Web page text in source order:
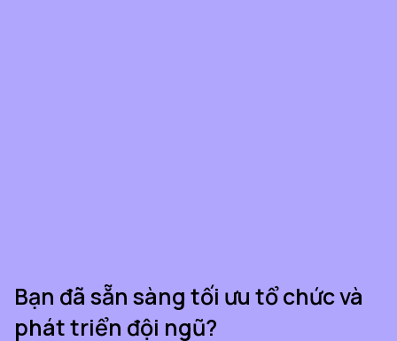
Bạn đã sẵn sàng tối ưu tổ chức và
phát triển đội ngũ?